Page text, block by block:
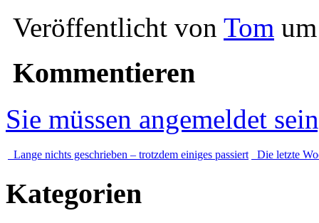
Veröffentlicht von Tom
Kommentieren
Sie müssen angemeldet
Lange nichts geschrieben – trotzdem einiges passiert Die letzte
Kategorien